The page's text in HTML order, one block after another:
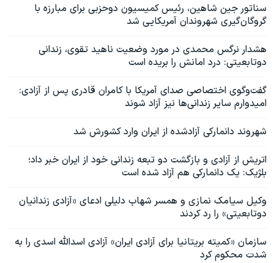
سناتور جین شاهین، رئیس کمیسیون دوحزبی برای مبارزه با
گروگان‌گیری شهروندان آمریکایی شد
هشدار نرگس محمدی در مورد وضعیت ناهید تقوی، زندانی
دوتابعیتی: درد امانش را بریده است
گفت‌وگوی اختصاصی صدای آمریکا با کامران قادری پس از آزادی:
امیدوارم سایر زندانی‌ها نیز آزاد شوند
شهروند دانمارکی آزادشده از ایران وارد کشورش شد
اتریش از آزادی و بازگشت دو تبعه زندانی خود از ایران خبر داد؛
بلژیک: یک دانمارکی هم آزاد شده است
وکیل سیامک نمازی و همسر شهاب دلیلی ادعای «آزادی زندانیان
دوتابعیتی» را رد کردند
سازمان «کمیته بریتانیا برای آزادی ایران» آزادی اسدالله اسدی را به
شدت محکوم کرد